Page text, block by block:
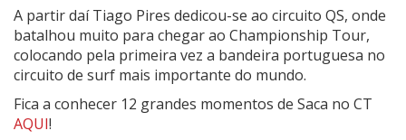
A partir daí Tiago Pires dedicou-se ao circuito QS, onde
batalhou muito para chegar ao Championship Tour,
colocando pela primeira vez a bandeira portuguesa no
circuito de surf mais importante do mundo.
Fica a conhecer 12 grandes momentos de Saca no CT
AQUI!